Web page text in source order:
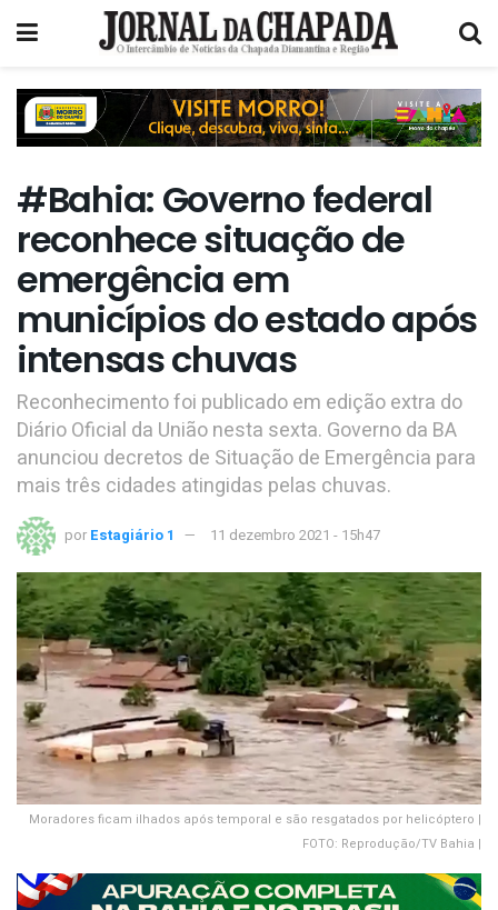
#Bahia: Governo federal
reconhece situação de
emergência em
municípios do estado após
intensas chuvas
Reconhecimento foi publicado em edição extra do
Diário Oficial da União nesta sexta. Governo da BA
anunciou decretos de Situação de Emergência para
mais três cidades atingidas pelas chuvas.
por Estagiário 1 11 dezembro 2021 - 15h47
Moradores ficam ilhados após temporal e são resgatados por helicóptero |
FOTO: Reprodução/TV Bahia |